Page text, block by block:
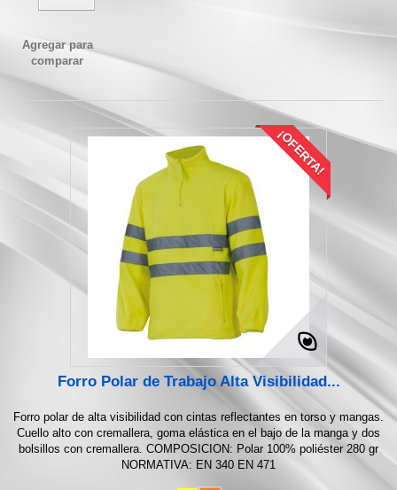
Agregar para
comparar
¡OFERTA!
Forro Polar de Trabajo Alta Visibilidad...
Forro polar de alta visibilidad con cintas reflectantes en torso y mangas.
Cuello alto con cremallera, goma elástica en el bajo de la manga y dos
bolsillos con cremallera. COMPOSICION: Polar 100% poliéster 280 gr
NORMATIVA: EN 340 EN 471